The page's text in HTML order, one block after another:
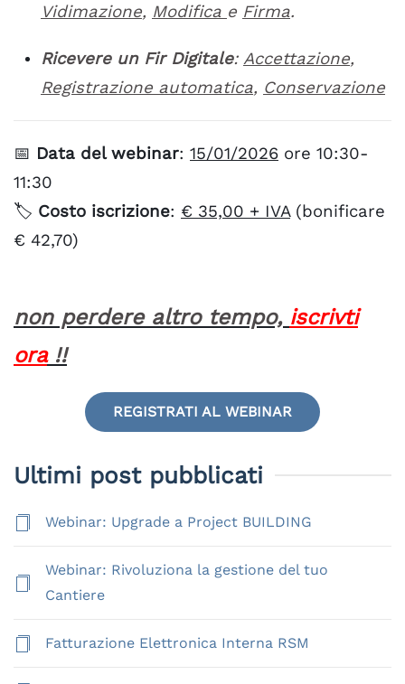
Vidimazione, Modifica e Firma.
Ricevere un Fir Digitale: Accettazione,
Registrazione automatica, Conservazione
📅 Data del webinar: 15/01/2026 ore 10:30-
11:30
🏷️ Costo iscrizione: € 35,00 + IVA(bonificare
€ 42,70)
non perdere altro tempo, iscrivti
ora!!
REGISTRATI AL WEBINAR
Ultimi post pubblicati
Webinar: Upgrade a Project BUILDING
Webinar: Rivoluziona la gestione del tuo
Cantiere
Fatturazione Elettronica Interna RSM